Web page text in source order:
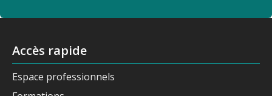
Accès rapide
Espace professionnels